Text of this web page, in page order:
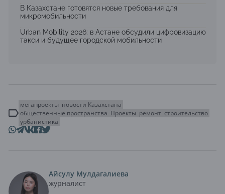
В Казахстане готовятся новые требования для
микромобильности
Urban Mobility 2026: в Астане обсудили цифровизацию
такси и будущее городской мобильности
мегапроекты новости Казахстана
общественные пространства Проекты ремонт строительство
урбанистика
Айсулу Мулдагалиева
журналист